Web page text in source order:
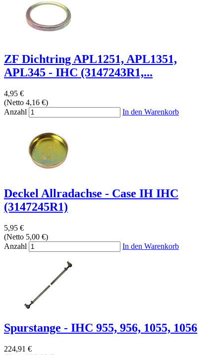
ZF Dichtring APL1251, APL1351,
APL345 - IHC (3147243R1,...
4,95 €
(Netto 4,16 €)
Anzahl
In den Warenkorb
Deckel Allradachse - Case IH IHC
(3147245R1)
5,95 €
(Netto 5,00 €)
Anzahl
In den Warenkorb
Spurstange - IHC 955, 956, 1055, 1056
224,91 €